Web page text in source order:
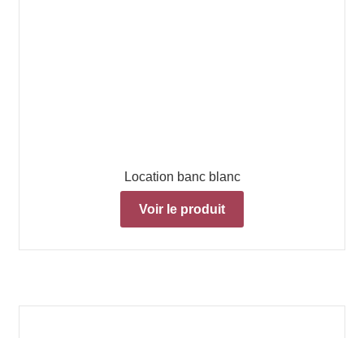
Location banc blanc
Voir le produit